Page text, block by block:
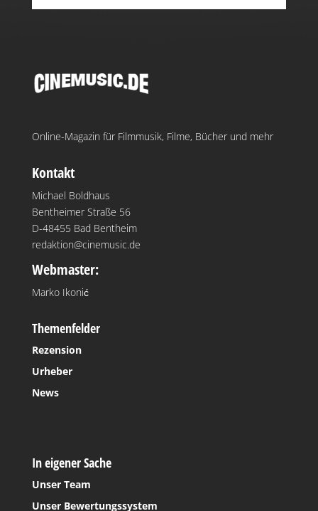
Online-Magazin für Filmmusik, Filme, Bücher und mehr
Kontakt
Michael Boldhaus
Bentheimer Straße 56
D-48455 Bad Bentheim
redaktion@cinemusic.de
Webmaster:
Marko Ikonić
Themenfelder
Rezension
Urheber
News
In eigener Sache
Unser Team
Unser Bewertungssystem